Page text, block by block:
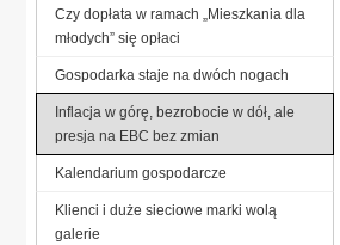
Czy dopłata w ramach „Mieszkania dla
młodych” się opłaci
Gospodarka staje na dwóch nogach
Inflacja w górę, bezrobocie w dół, ale
presja na EBC bez zmian
Kalendarium gospodarcze
Klienci i duże sieciowe marki wolą
galerie